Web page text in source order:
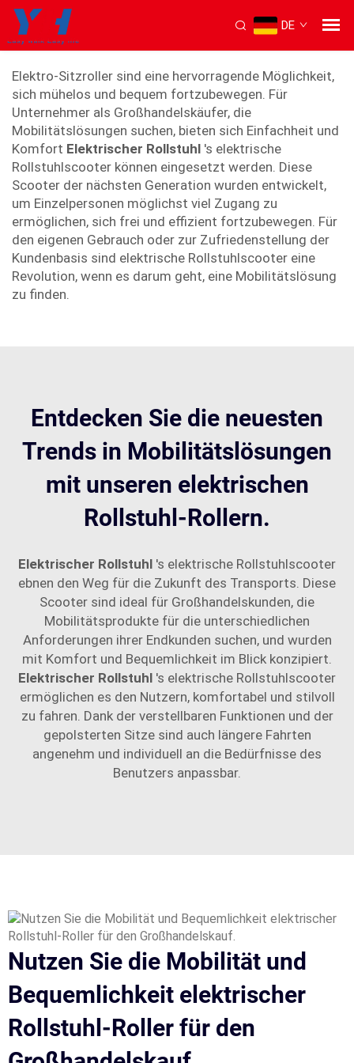
DE
elektrischer Rollstuhl-Roller
Elektro-Sitzroller sind eine hervorragende Möglichkeit,
sich mühelos und bequem fortzubewegen. Für
Unternehmer als Großhandelskäufer, die
Mobilitätslösungen suchen, bieten sich Einfachheit und
Komfort Elektrischer Rollstuhl 's elektrische
Rollstuhlscooter können eingesetzt werden. Diese
Scooter der nächsten Generation wurden entwickelt,
um Einzelpersonen möglichst viel Zugang zu
ermöglichen, sich frei und effizient fortzubewegen. Für
den eigenen Gebrauch oder zur Zufriedenstellung der
Kundenbasis sind elektrische Rollstuhlscooter eine
Revolution, wenn es darum geht, eine Mobilitätslösung
zu finden.
Entdecken Sie die neuesten
Trends in Mobilitätslösungen
mit unseren elektrischen
Rollstuhl-Rollern.
Elektrischer Rollstuhl 's elektrische Rollstuhlscooter
ebnen den Weg für die Zukunft des Transports. Diese
Scooter sind ideal für Großhandelskunden, die
Mobilitätsprodukte für die unterschiedlichen
Anforderungen ihrer Endkunden suchen, und wurden
mit Komfort und Bequemlichkeit im Blick konzipiert.
Elektrischer Rollstuhl 's elektrische Rollstuhlscooter
ermöglichen es den Nutzern, komfortabel und stilvoll
zu fahren. Dank der verstellbaren Funktionen und der
gepolsterten Sitze sind auch längere Fahrten
angenehm und individuell an die Bedürfnisse des
Benutzers anpassbar.
Nutzen Sie die Mobilität und
Bequemlichkeit elektrischer
Rollstuhl-Roller für den